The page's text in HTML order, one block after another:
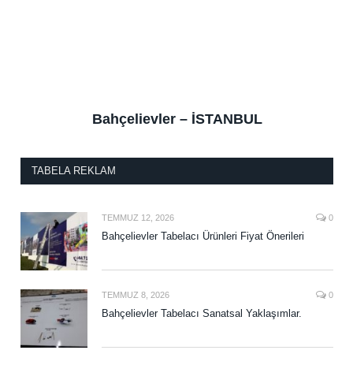
Bahçelievler – İSTANBUL
TABELA REKLAM
TEMMUZ 12, 2026 0
Bahçelievler Tabelacı Ürünleri Fiyat Önerileri
TEMMUZ 8, 2026 0
Bahçelievler Tabelacı Sanatsal Yaklaşımlar.